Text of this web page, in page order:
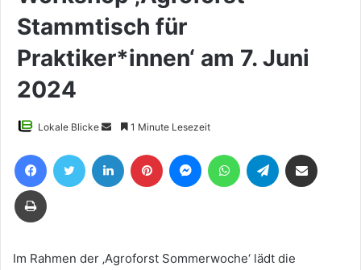
Stammtisch für
Praktiker*innen‘ am 7. Juni
2024
Lokale Blicke
Sende
eine
E-
1 Minute Lesezeit
FacebookTwitter LinkedIn Pinterest MessengerWhatsAppTelegram
Drucken
Im Rahmen der ‚Agroforst Sommerwoche‘ lädt die